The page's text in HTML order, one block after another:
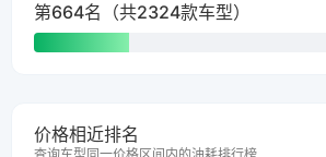
第664名（共2324款车型）
价格相近排名